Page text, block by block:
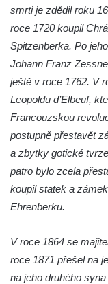
Zámek Janov
Zámek
Zámek Rumburk
Bývalý zámek
Zámek Hořín
Zámek Boreč
Zámek Lenešice
Zámek Budenice
Zámek Poutnov
smrti je zdědil roku
roce 1720 koupil
Spitzenberka. Po
Johann Franz
ještě v roce 1762. V
Leopoldu d’Elbeuf,
Francouzskou
postupně přestavět
a zbytky gotické
patro bylo zcela
koupil statek a
Ehrenberku.
V roce 1864 se
roce 1871 přešel na
na jeho druhého